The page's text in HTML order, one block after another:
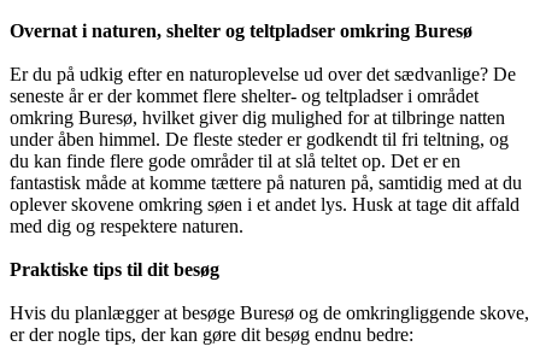
Overnat i naturen, shelter og teltpladser omkring Buresø
Er du på udkig efter en naturoplevelse ud over det sædvanlige? De
seneste år er der kommet flere shelter- og teltpladser i området
omkring Buresø, hvilket giver dig mulighed for at tilbringe natten
under åben himmel. De fleste steder er godkendt til fri teltning, og
du kan finde flere gode områder til at slå teltet op. Det er en
fantastisk måde at komme tættere på naturen på, samtidig med at du
oplever skovene omkring søen i et andet lys. Husk at tage dit affald
med dig og respektere naturen.
Praktiske tips til dit besøg
Hvis du planlægger at besøge Buresø og de omkringliggende skove,
er der nogle tips, der kan gøre dit besøg endnu bedre: